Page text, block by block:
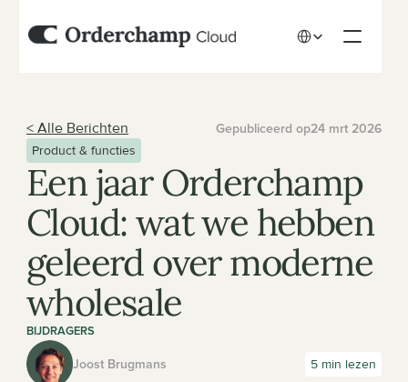
< Alle Berichten Gepubliceerd op24 mrt 2026
Product & functies
Een jaar Orderchamp
Cloud: wat we hebben
geleerd over moderne
wholesale
BIJDRAGERS
Joost Brugmans 5 min lezen